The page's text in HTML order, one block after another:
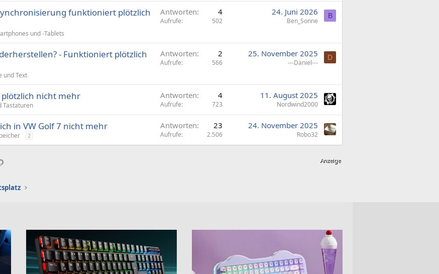
funktioniert plötzlich
und -Tablets
Antworten 4
Aufrufe 502
24. Juni 2026
Ben_Sonne
B
- Funktioniert plötzlich
und Text
Antworten 2
Aufrufe 566
25. November 2025
---Daniel---
D
nicht mehr
Tastaturen
Antworten 4
Aufrufe 723
11. August 2025
Nordwind2000
in VW Golf 7 nicht mehr
2
Antworten 23
Aufrufe 2.506
24. November 2025
Robo32
Link